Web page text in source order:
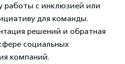
работы с инклюзией или
для команды.
решений и обратная
социальных
компаний.